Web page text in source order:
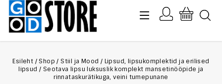
Esileht / Shop / Stiil ja Mood / Lipsud, lipsukomplektid ja erilised
lipsud / Seotava lipsu luksuslik komplekt mansetinööpide ja
rinnataskurätikuga, veini tumepunane